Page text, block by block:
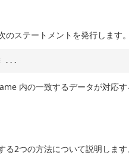
ステートメントを発行します。
...
内の一致するデータが対応
2つの方法について説明します